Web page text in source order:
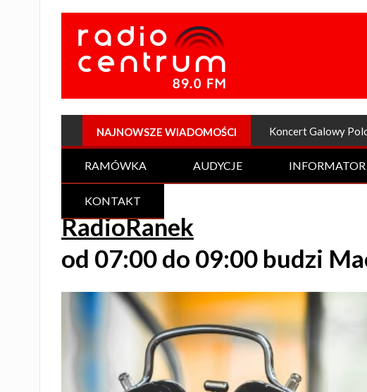
NAJNOWSZE WIADOMOŚCI Plenerowa odsłona
RAMÓWKA AUDYCJE
KONTAKT
RadioRanek
od 07:00 do 09:00 budzi